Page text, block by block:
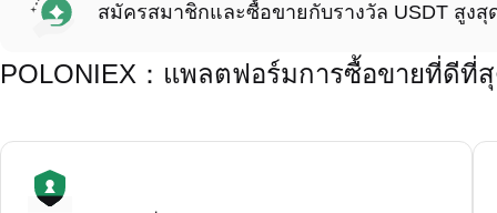
สมัครสมาชิกและซื้อขายกับรางวัล USDT สูงสุ
POLONIEX：แพลตฟอร์มการซื้อขายที่ดีที่สุ